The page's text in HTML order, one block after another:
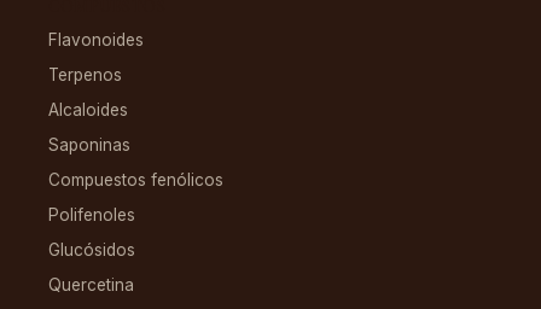
Flavonoides
Terpenos
Alcaloides
Saponinas
Compuestos fenólicos
Polifenoles
Glucósidos
Quercetina